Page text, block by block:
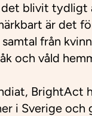
blivit tydligt
är det
från
och våld
BrightAct
i Sverige